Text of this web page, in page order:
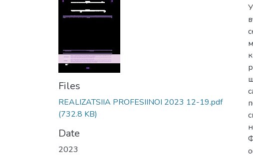
Files
REALIZATSIIA PROFESIINOI 2023 12-19.pdf
(732.8 KB)
Date
2023